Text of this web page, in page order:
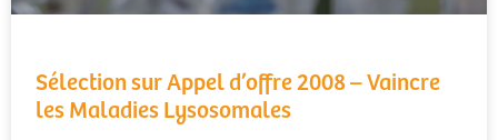
Sélection sur Appel d’offre 2008 – Vaincre
les Maladies Lysosomales